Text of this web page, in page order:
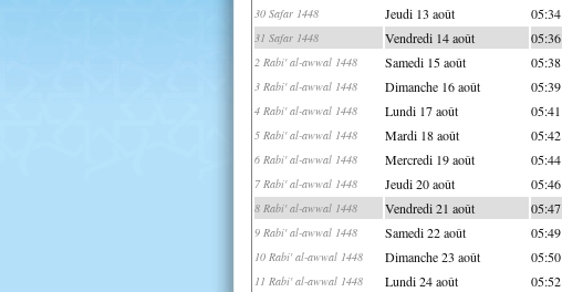
30 Safar 1448 Jeudi 13 août 05:34
31 Safar 1448 Vendredi 14 août 05:36
2 Rabi' al-awwal 1448 Samedi 15 août 05:38
3 Rabi' al-awwal 1448 Dimanche 16 août 05:39
4 Rabi' al-awwal 1448 Lundi 17 août 05:41
5 Rabi' al-awwal 1448 Mardi 18 août 05:42
6 Rabi' al-awwal 1448 Mercredi 19 août 05:44
7 Rabi' al-awwal 1448 Jeudi 20 août 05:46
8 Rabi' al-awwal 1448 Vendredi 21 août 05:47
9 Rabi' al-awwal 1448 Samedi 22 août 05:49
10 Rabi' al-awwal 1448 Dimanche 23 août 05:50
11 Rabi' al-awwal 1448 Lundi 24 août 05:52